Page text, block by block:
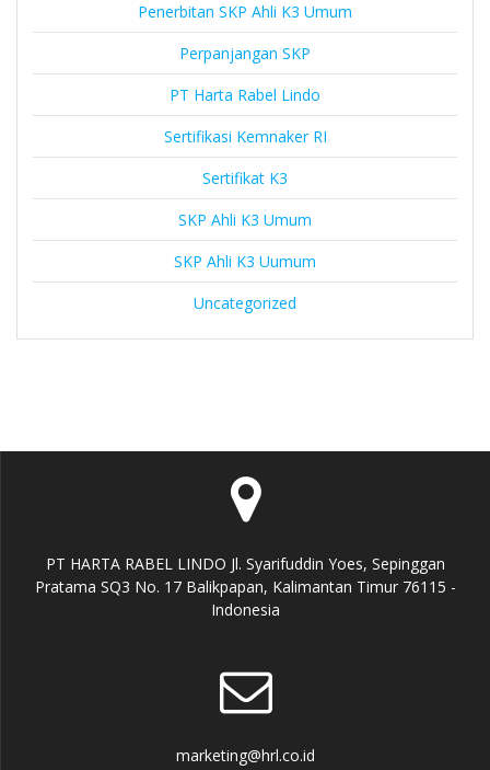
Penerbitan SKP Ahli K3 Umum
Perpanjangan SKP
PT Harta Rabel Lindo
Sertifikasi Kemnaker RI
Sertifikat K3
SKP Ahli K3 Umum
SKP Ahli K3 Uumum
Uncategorized
PT HARTA RABEL LINDO Jl. Syarifuddin Yoes, Sepinggan
Pratama SQ3 No. 17 Balikpapan, Kalimantan Timur 76115 -
Indonesia
marketing@hrl.co.id